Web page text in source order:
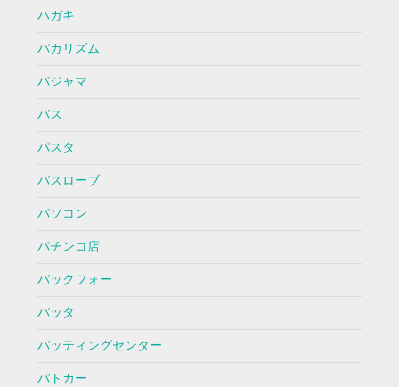
ハガキ
バカリズム
パジャマ
バス
パスタ
バスローブ
パソコン
パチンコ店
バックフォー
バッタ
バッティングセンター
パトカー